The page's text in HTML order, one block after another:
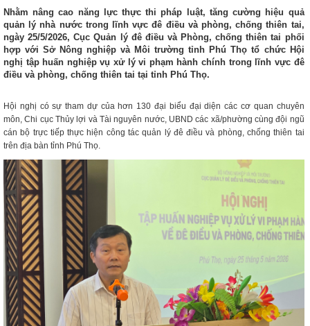
Nhằm nâng cao năng lực thực thi pháp luật, tăng cường hiệu quả
quản lý nhà nước trong lĩnh vực đê điều và phòng, chống thiên tai,
ngày 25/5/2026, Cục Quản lý đê điều và Phòng, chống thiên tai phối
hợp với Sở Nông nghiệp và Môi trường tỉnh Phú Thọ tổ chức Hội
nghị tập huấn nghiệp vụ xử lý vi phạm hành chính trong lĩnh vực đê
điều và phòng, chống thiên tai tại tỉnh Phú Thọ.
Hội nghị có sự tham dự của hơn 130 đại biểu đại diện các cơ quan chuyên
môn, Chi cục Thủy lợi và Tài nguyên nước, UBND các xã/phường cùng đội ngũ
cán bộ trực tiếp thực hiện công tác quản lý đê điều và phòng, chống thiên tai
trên địa bàn tỉnh Phú Thọ.